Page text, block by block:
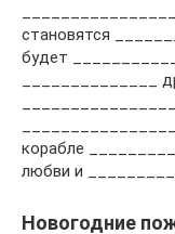
становятся
будет
______________
корабле
любви и
Новогодние